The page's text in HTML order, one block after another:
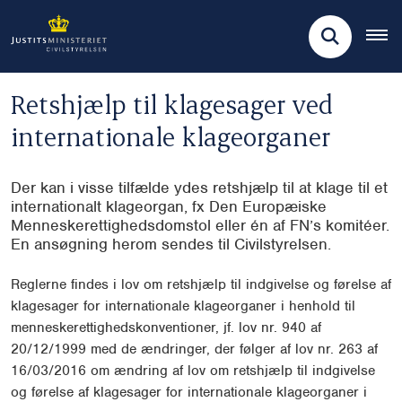
Retshjælp til klagesager ved
internationale klageorganer
Der kan i visse tilfælde ydes retshjælp til at klage til et
internationalt klageorgan, fx Den Europæiske
Menneskerettighedsdomstol eller én af FN’s komitéer.
En ansøgning herom sendes til Civilstyrelsen.
Reglerne findes i lov om retshjælp til indgivelse og førelse af
klagesager for internationale klageorganer i henhold til
menneskerettighedskonventioner, jf. lov nr. 940 af
20/12/1999 med de ændringer, der følger af lov nr. 263 af
16/03/2016 om ændring af lov om retshjælp til indgivelse
og førelse af klagesager for internationale klageorganer i